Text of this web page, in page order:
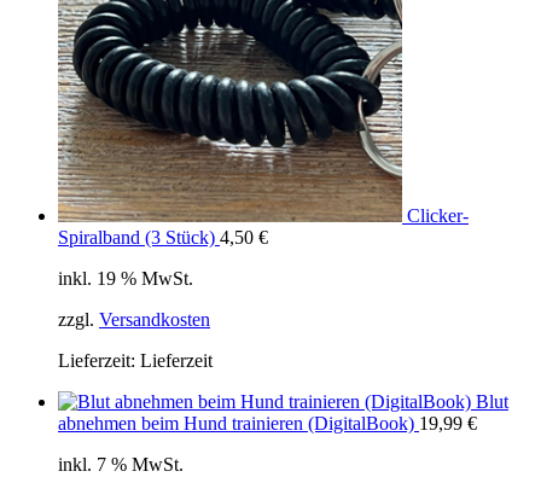
Clicker-
Spiralband (3 Stück) 4,50 €
inkl. 19 % MwSt.
zzgl. Versandkosten
Lieferzeit: Lieferzeit
Blut
abnehmen beim Hund trainieren (DigitalBook) 19,99 €
inkl. 7 % MwSt.